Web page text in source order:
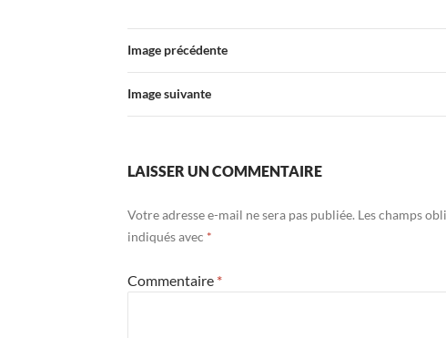
Image précédente
Image suivante
LAISSER UN COMMENTAIRE
Votre adresse e-mail ne sera pas publiée. Les champs
indiqués avec *
Commentaire *